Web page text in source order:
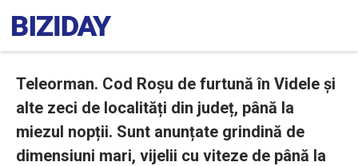
Teleorman. Cod Roșu de furtună în Videle și
alte zeci de localități din județ, până la
miezul nopții. Sunt anunțate grindină de
dimensiuni mari, vijelii cu viteze de până la